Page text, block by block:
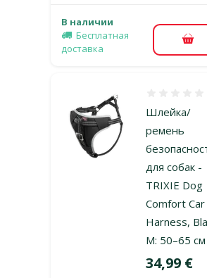
В наличии
Бесплатная
доставка
В
Шлейка/
ремень
для собак -
TRIXIE Dog
Comfort Car
Harness,
M: 50–65 cм
Цена
34,99 €